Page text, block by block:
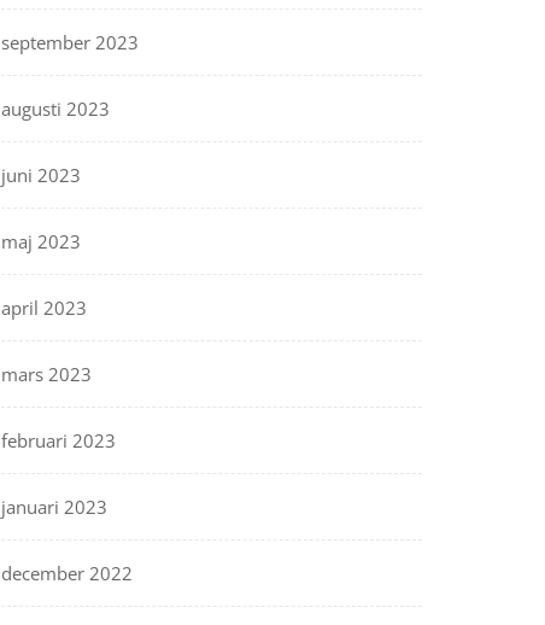
september 2023
augusti 2023
juni 2023
maj 2023
april 2023
mars 2023
februari 2023
januari 2023
december 2022